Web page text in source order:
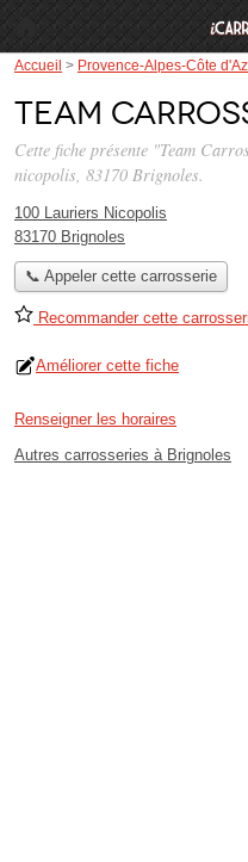
Accueil > Provence-Alpes-Côte
Team
Cette fiche présente "Team
nicopolis, 83170 Brignoles.
100 Lauriers Nicopolis
83170 Brignoles
📞 Appeler cette carrosserie
Recommander cette
Améliorer cette fiche
Renseigner les horaires
Autres carrosseries à Brignoles